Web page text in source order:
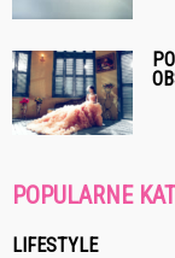
POPULARNE
LIFESTYLE